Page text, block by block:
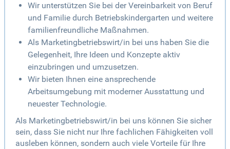
Wir unterstützen Sie bei der Vereinbarkeit von Beruf
und Familie durch Betriebskindergarten und weitere
familienfreundliche Maßnahmen.
Als Marketingbetriebswirt/in bei uns haben Sie die
Gelegenheit, Ihre Ideen und Konzepte aktiv
einzubringen und umzusetzen.
Wir bieten Ihnen eine ansprechende
Arbeitsumgebung mit moderner Ausstattung und
neuester Technologie.
Als Marketingbetriebswirt/in bei uns können Sie sicher
sein, dass Sie nicht nur Ihre fachlichen Fähigkeiten voll
ausleben können, sondern auch viele Vorteile für Ihre